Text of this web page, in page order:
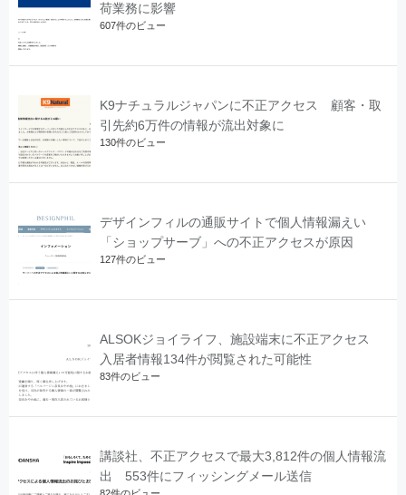
荷業務に影響
607件のビュー
K9ナチュラルジャパンに不正アクセス 顧客・取
引先約6万件の情報が流出対象に
130件のビュー
デザインフィルの通販サイトで個人情報漏えい
「ショップサーブ」への不正アクセスが原因
127件のビュー
ALSOKジョイライフ、施設端末に不正アクセス
入居者情報134件が閲覧された可能性
83件のビュー
講談社、不正アクセスで最大3,812件の個人情報流
出 553件にフィッシングメール送信